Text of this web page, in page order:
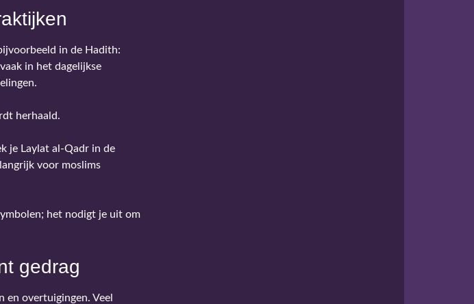
in de Hadith:
in het dagelijkse
herhaald.
je Laylat al-Qadr in de
voor moslims
het nodigt je uit om
gedrag
en overtuigingen. Veel